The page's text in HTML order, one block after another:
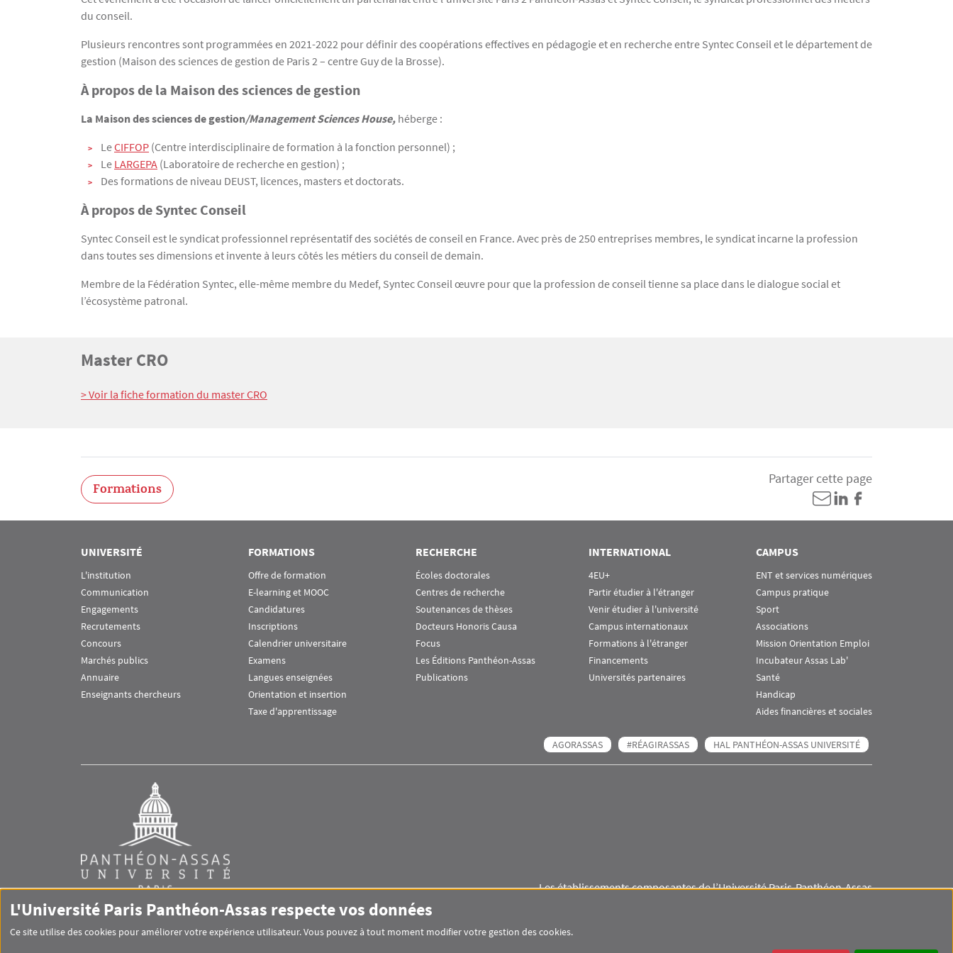
du conseil.
Plusieurs rencontres sont programmées en 2021-2022 pour définir des coopérations effectives en pédagogie et en recherche entre Syntec Conseil et le département de
gestion (Maison des sciences de gestion de Paris 2 – centre Guy de la Brosse).
À propos de la Maison des sciences de gestion
La Maison des sciences de gestion/Management Sciences House, héberge :
LeCIFFOP (Centre interdisciplinaire de formation à la fonction personnel) ;
Le LARGEPA (Laboratoire de recherche en gestion) ;
Des formations de niveau DEUST, licences, masters et doctorats.
À propos de Syntec Conseil
Syntec Conseil est le syndicat professionnel représentatif des sociétés de conseil en France. Avec près de 250 entreprises membres, le syndicat incarne la profession
dans toutes ses dimensions et invente à leurs côtés les métiers du conseil de demain.
Membre de la Fédération Syntec, elle-même membre du Medef, Syntec Conseil œuvre pour que la profession de conseil tienne sa place dans le dialogue social et
l’écosystème patronal.
Bloc(s) libre(s)
Titre
Master CRO
Texte
> Voir la fiche formation du master CRO
Formations
Partager cette page
UNIVERSITÉ
L'institution
Communication
Engagements
Recrutements
Concours
Marchés publics
Annuaire
Enseignants chercheurs
FORMATIONS
Offre de formation
E-learning et MOOC
Candidatures
Inscriptions
Calendrier universitaire
Examens
Langues enseignées
Orientation et insertion
Taxe d'apprentissage
RECHERCHE
Écoles doctorales
Centres de recherche
Soutenances de thèses
Docteurs Honoris Causa
Focus
Les Éditions Panthéon-Assas
Publications
INTERNATIONAL
4EU+
Partir étudier à l'étranger
Venir étudier à l'université
Campus internationaux
Formations à l'étranger
Financements
Universités partenaires
CAMPUS
ENT et services numériques
Campus pratique
Sport
Associations
Mission Orientation Emploi
Incubateur Assas Lab'
Santé
Handicap
Aides financières et sociales
AGORASSAS #RÉAGIRASSAS HAL PANTHÉON-ASSAS UNIVERSITÉ
Les établissements composantes de l’Université Paris-Panthéon-Assas
L'Université Paris Panthéon-Assas respecte vos données
Ce site utilise des cookies pour améliorer votre expérience utilisateur. Vous pouvez à tout moment modifier votre gestion des cookies.